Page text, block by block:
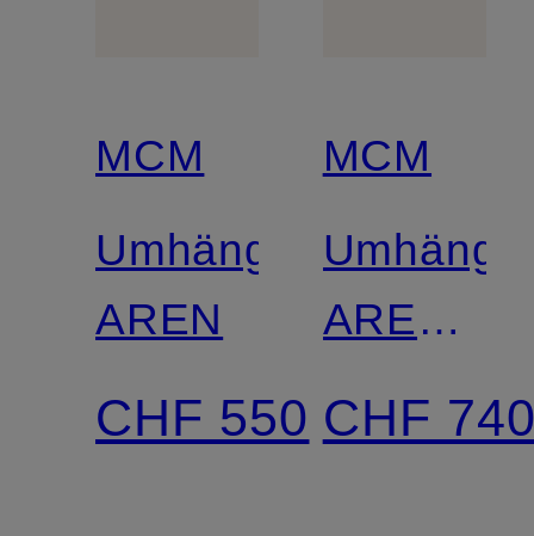
MCM
Umhängetasche
AREN
CHF 550
MCM
AREN
EXTRA
MINI
CHF